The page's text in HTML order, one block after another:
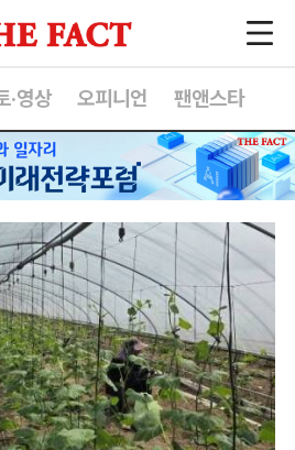
·영상 오피니언 팬앤스타